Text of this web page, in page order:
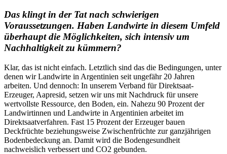
Das klingt in der Tat nach schwierigen
Voraussetzungen. Haben Landwirte in diesem Umfeld
überhaupt die Möglichkeiten, sich intensiv um
Nachhaltigkeit zu kümmern?
Klar, das ist nicht einfach. Letztlich sind das die Bedingungen, unter
denen wir Landwirte in Argentinien seit ungefähr 20 Jahren
arbeiten. Und dennoch: In unserem Verband für Direktsaat-
Erzeuger, Aapresid, setzen wir uns mit Nachdruck für unsere
wertvollste Ressource, den Boden, ein. Nahezu 90 Prozent der
Landwirtinnen und Landwirte in Argentinien arbeitet im
Direktsaatverfahren. Fast 15 Prozent der Erzeuger bauen
Deckfrüchte beziehungsweise Zwischenfrüchte zur ganzjährigen
Bodenbedeckung an. Damit wird die Bodengesundheit
nachweislich verbessert und CO2 gebunden.